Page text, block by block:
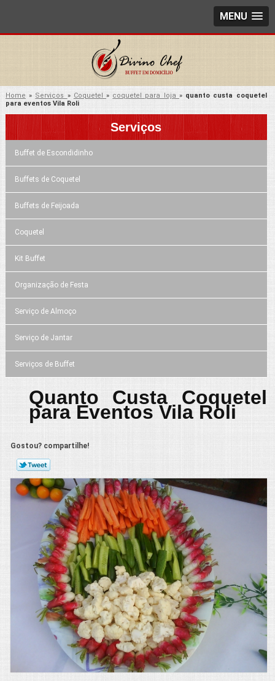
MENU
Home » Serviços » Coquetel» coquetel para loja » quanto custa coquetel
para eventos Vila Roli
Serviços
Buffet de Escondidinho
Buffets de Coquetel
Buffets de Feijoada
Coquetel
Kit Buffet
Organização de Festa
Serviço de Almoço
Serviço de Jantar
Serviços de Buffet
Quanto Custa Coquetel
para Eventos Vila Roli
Gostou? compartilhe!